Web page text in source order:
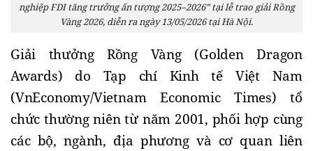
nghiệp FDI tăng trưởng ấn tượng 2025–2026” tại lễ trao giải Rồng
Vàng 2026, diễn ra ngày 13/05/2026 tại Hà Nội.
Giải thưởng Rồng Vàng (Golden Dragon
Awards) do Tạp chí Kinh tế Việt Nam
(VnEconomy/Vietnam Economic Times) tổ
chức thường niên từ năm 2001, phối hợp cùng
các bộ, ngành, địa phương và cơ quan liên